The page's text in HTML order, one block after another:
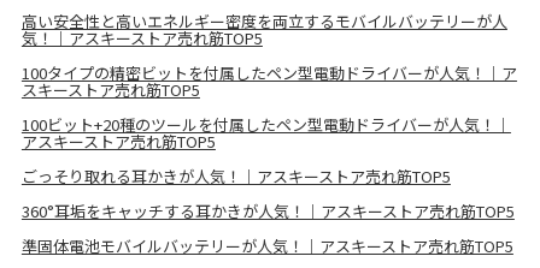
高い安全性と高いエネルギー密度を両立するモバイルバッテリーが人
気！｜アスキーストア売れ筋TOP5
100タイプの精密ビットを付属したペン型電動ドライバーが人気！｜ア
スキーストア売れ筋TOP5
100ビット+20種のツールを付属したペン型電動ドライバーが人気！｜
アスキーストア売れ筋TOP5
ごっそり取れる耳かきが人気！｜アスキーストア売れ筋TOP5
360°耳垢をキャッチする耳かきが人気！｜アスキーストア売れ筋TOP5
準固体電池モバイルバッテリーが人気！｜アスキーストア売れ筋TOP5